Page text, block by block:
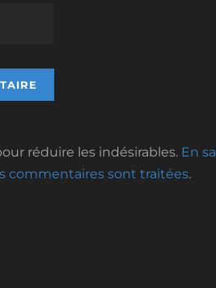
réduire les indésirables. En
commentaires sont traitées.